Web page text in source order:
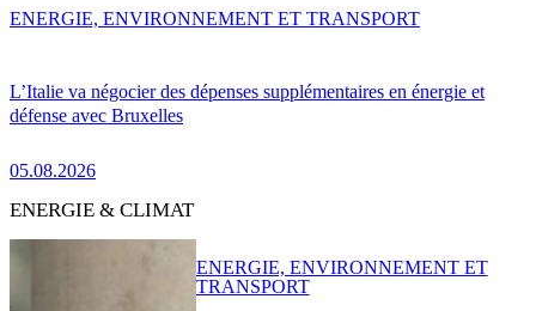
L’Italie va négocier des dépenses supplémentaires en énergie et
défense avec Bruxelles
05.08.2026
ENERGIE, ENVIRONNEMENT ET TRANSPORT
ENERGIE & CLIMAT
ENERGIE, ENVIRONNEMENT ET
TRANSPORT